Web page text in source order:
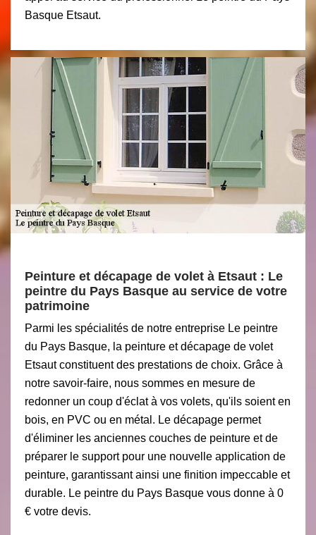
Basque Etsaut.
Peinture et décapage de volet à Etsaut : Le
peintre du Pays Basque au service de votre
patrimoine
Parmi les spécialités de notre entreprise Le peintre
du Pays Basque, la peinture et décapage de volet
Etsaut constituent des prestations de choix. Grâce à
notre savoir-faire, nous sommes en mesure de
redonner un coup d'éclat à vos volets, qu'ils soient en
bois, en PVC ou en métal. Le décapage permet
d'éliminer les anciennes couches de peinture et de
préparer le support pour une nouvelle application de
peinture, garantissant ainsi une finition impeccable et
durable. Le peintre du Pays Basque vous donne à 0
€ votre devis.